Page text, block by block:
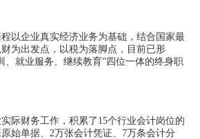
以企业真实经济业务为基础，结合国家最
为出发点，以税为落脚点，目前已形
、就业服务、继续教育”四位一体的终身职
际财务工作，积累了15个行业会计岗位的
始单据、2万张会计凭证、7万条会计分